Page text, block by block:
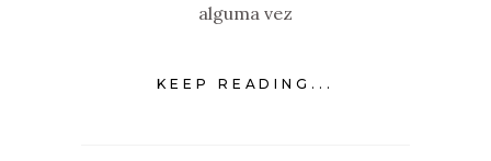
alguma vez
KEEP READING...